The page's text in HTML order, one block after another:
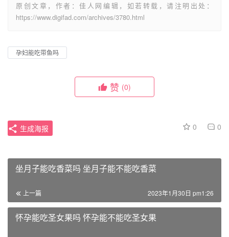
原创文章，作者：佳人网编辑，如若转载，请注明出处：
https://www.digifad.com/archives/3780.html
孕妇能吃带鱼吗
赞 (0)
0 0
生成海报
坐月子能吃香菜吗 坐月子能不能吃香菜
上一篇 2023年1月30日 pm1:26
怀孕能吃圣女果吗 怀孕能不能吃圣女果